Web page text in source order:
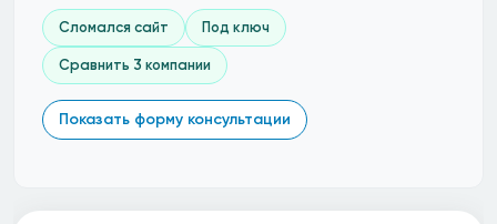
Сломался сайт Под ключ
Сравнить 3 компании
Показать форму консультации